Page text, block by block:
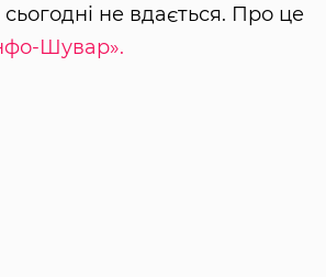
сьогодні не вдається. Про це
Шувар».